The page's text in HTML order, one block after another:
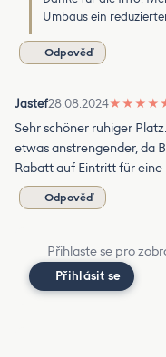
Umbaus ein
Odpověď
Jastef28.08.2024★ ★ ★ ★
Sehr schöner ruhiger
etwas anstrengender, da
Rabatt auf Eintritt für eine
Odpověď
Přihlaste se pro
Přihlásit se